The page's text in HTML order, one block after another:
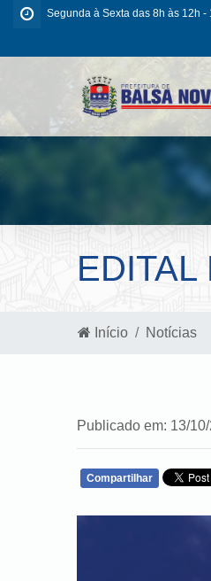
Segunda à Sexta das 8h às 12h -
Início Notícias
Publicado em: 13/
Compartilhar